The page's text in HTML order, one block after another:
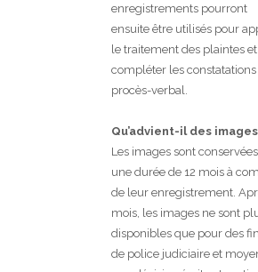
enregistrements pourront
ensuite être utilisés pour
le traitement des plaintes et
compléter les constatations
procès-verbal.
Qu’advient-il des images
Les images sont
une durée de 12 mois à
de leur enregistrement.
mois, les images ne sont
disponibles que pour des
de police judiciaire et